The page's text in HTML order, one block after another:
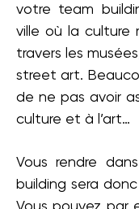
votre team
ville où la culture
travers les
street art.
de ne pas avoir
culture et à l’art…
Vous rendre
building sera donc